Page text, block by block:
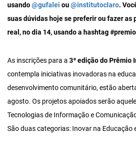
usando@gufalei ou@institutoclaro.
suas dúvidas hoje se preferir ou fazer as
real, no dia 14, usando a hashtag
As inscrições para a 3ª edição do Prêmio
contempla iniciativas inovadoras na
desenvolvimento comunitário, estão
agosto. Os projetos apoiados serão
Tecnologias de Informação e
São duas categorias: Inovar na Educação